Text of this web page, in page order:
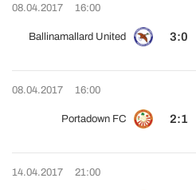
08.04.2017 16:00
Ballinamallard United 3:0
08.04.2017 16:00
Portadown FC 2:1
14.04.2017 21:00